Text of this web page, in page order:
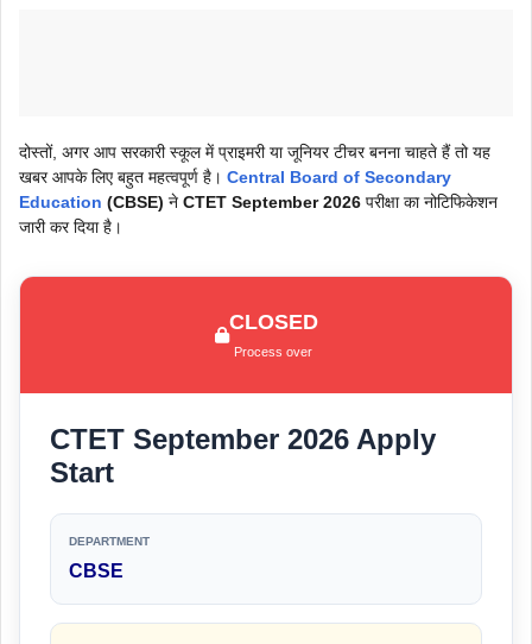
दोस्तों, अगर आप सरकारी स्कूल में प्राइमरी या जूनियर टीचर बनना चाहते हैं तो यह
खबर आपके लिए बहुत महत्वपूर्ण है। Central Board of Secondary
Education (CBSE) ने CTET September 2026 परीक्षा का नोटिफिकेशन
जारी कर दिया है।
CLOSED
Process over
CTET September 2026 Apply
Start
DEPARTMENT
CBSE